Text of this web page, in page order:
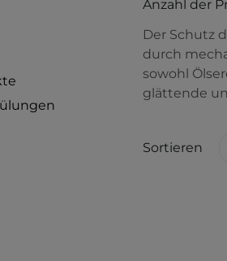
Anzahl der
Der Schutz
durch
sowohl
glättende
Sortieren